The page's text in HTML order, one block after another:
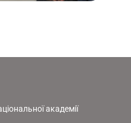
академії